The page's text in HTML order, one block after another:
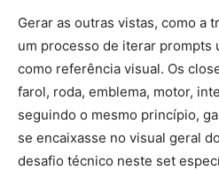
Gerar as outras vistas, como a
um processo de iterar prompts
como referência visual. Os
farol, roda, emblema, motor,
seguindo o mesmo princípio,
se encaixasse no visual geral
desafio técnico neste set